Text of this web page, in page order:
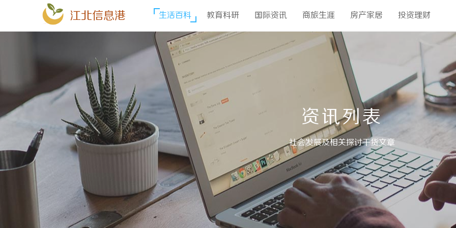
江北信息港 生活百科 教育科研 国际资讯 商旅生涯 房产家居 投资理财
资讯列表
社会发展及相关探讨干货文章